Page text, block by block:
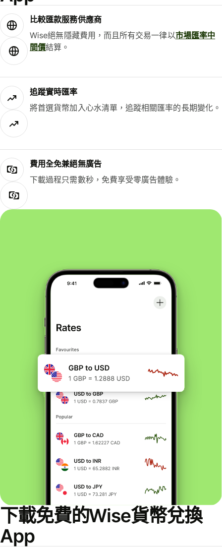
比較匯款服務供應商
Wise絕無隱藏費用，而且所有交易一律以市場匯率中
間價結算。
追蹤實時匯率
將首選貨幣加入心水清單，追蹤相關匯率的長期變化。
費用全免兼絕無廣告
下載過程只需數秒，免費享受零廣告體驗。
下載免費的Wise貨幣兌換
App